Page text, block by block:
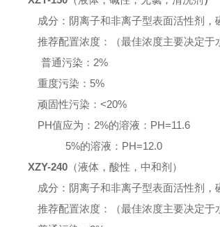
成分：阴离子和非离子型表面活性剂，
推荐配置浓度：（最佳浓度主要决定于
普通污染： 2%
重度污染： 5%
顽固性污染： <20%
PH值应为： 2%的溶液： PH=11.6
5%的溶液： PH=12.0
XZY-240 （液体， 酸性，中和剂 ）
成分：阴离子和非离子型表面活性剂，
推荐配置浓度：（最佳浓度主要决定于